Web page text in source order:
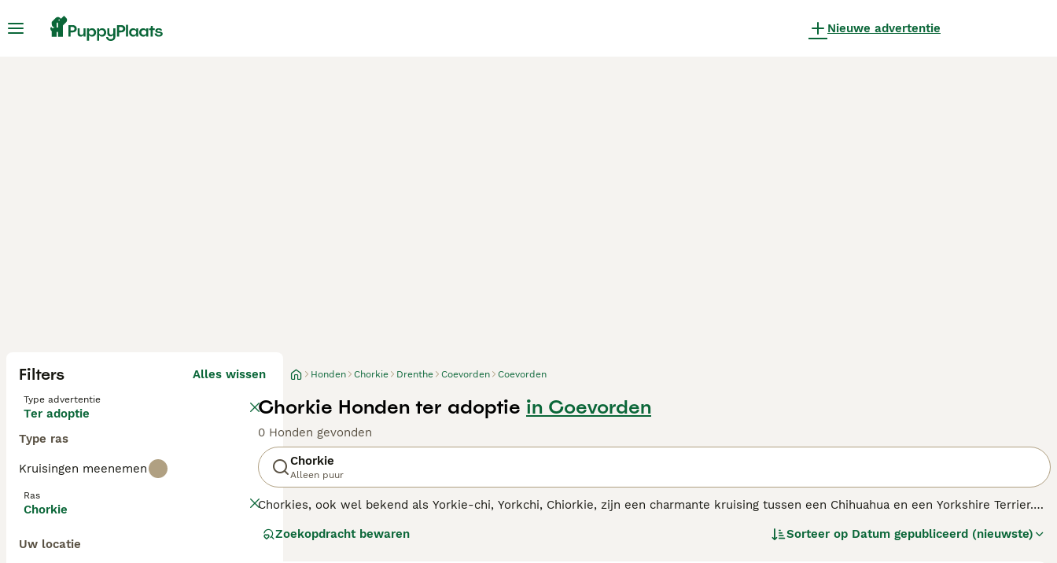
Nieuwe advertentie
Filters Alles wissen
Type advertentie
Ter adoptie
Type ras
Kruisingen meenemen
Ras
Chorkie
Uw locatie
Honden Chorkie Drenthe Coevorden Coevorden
Chorkie Honden ter adoptie in Coevorden
0 Honden gevonden
Chorkie
Alleen puur
Chorkies, ook wel bekend als Yorkie-chi, Yorkchi, Chiorkie, zijn een charmante kruising tussen een Chihuahua en een Yorkshire Terrier.
de jaren negentig en werden snel populair bij mensen over de hele wereld dankzij hun kleine formaat en schattige kenmerken die ze van
Zoekopdracht bewaren Sorteer op Datum gepubliceerd (nieuwste)